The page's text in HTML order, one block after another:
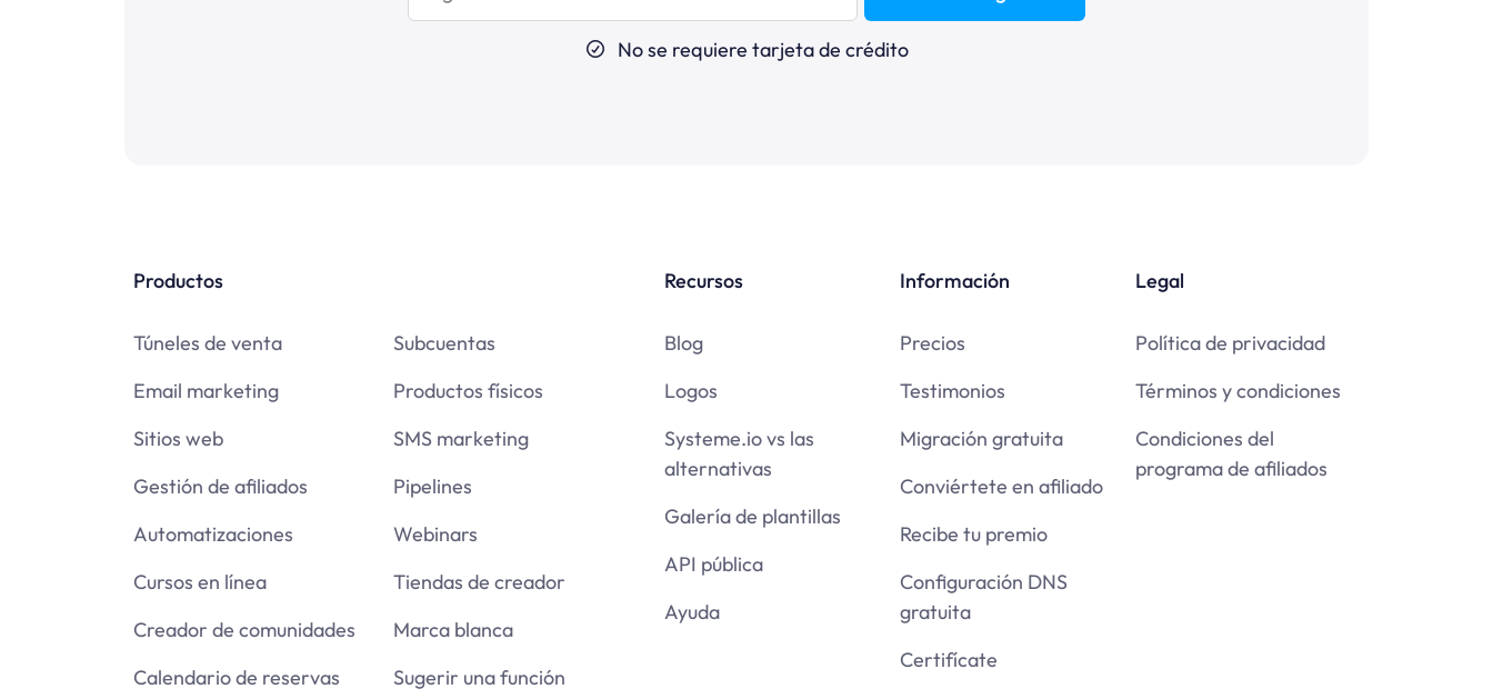
No se requiere tarjeta de crédito
Productos
Túneles de venta
Email marketing
Sitios web
Gestión de afiliados
Automatizaciones
Cursos en línea
Creador de comunidades
Calendario de reservas
Subcuentas
Productos físicos
SMS marketing
Pipelines
Webinars
Tiendas de creador
Marca blanca
Sugerir una función
Recursos
Blog
Logos
Systeme.io vs las
alternativas
Galería de plantillas
API pública
Ayuda
Información
Precios
Testimonios
Migración gratuita
Conviértete en afiliado
Recibe tu premio
Configuración DNS
gratuita
Certifícate
Legal
Política de privacidad
Términos y condiciones
Condiciones del
programa de afiliados